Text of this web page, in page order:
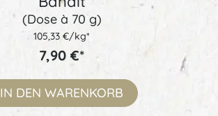
(Dose à 70 g)
105,33 €/kg*
7,90 €*
IN DEN WARENKORB